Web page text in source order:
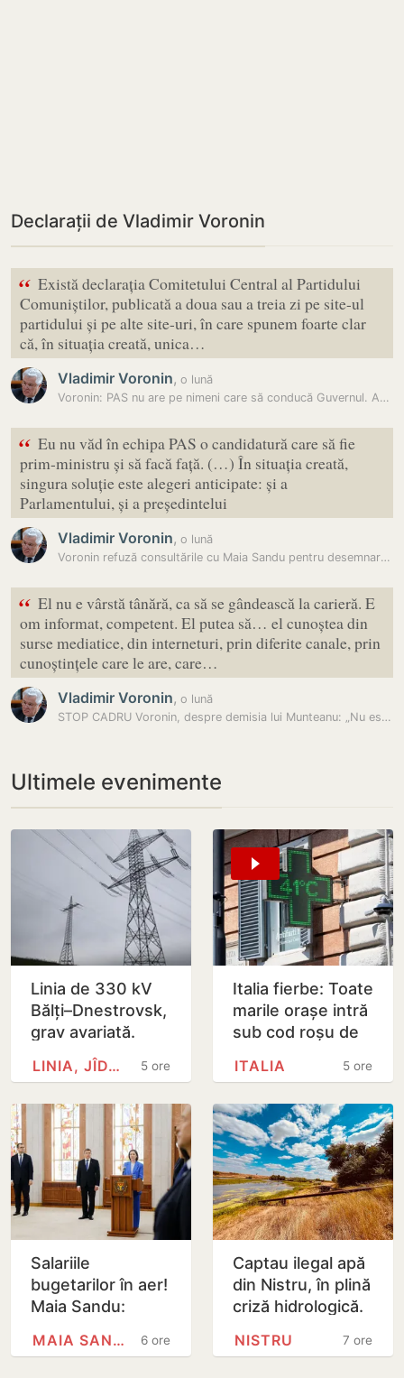
Declarații de Vladimir Voronin
“ Există declarația Comitetului Central al Partidului
Comuniștilor, publicată a doua sau a treia zi pe site-ul
partidului și pe alte site-uri, în care spunem foarte clar
că, în situația creată, unica…
Vladimir Voronin, o lună
Voronin: PAS nu are pe nimeni care să conducă Guvernul. Anticipatele,…
“ Eu nu văd în echipa PAS o candidatură care să fie
prim-ministru și să facă față. (…) În situația creată,
singura soluție este alegeri anticipate: și a
Parlamentului, și a președintelui
Vladimir Voronin, o lună
Voronin refuză consultările cu Maia Sandu pentru desemnarea unui…
“ El nu e vârstă tânără, ca să se gândească la carieră. E
om informat, competent. El putea să… el cunoștea din
surse mediatice, din interneturi, prin diferite canale, prin
cunoștințele care le are, care…
Vladimir Voronin, o lună
STOP CADRU Voronin, despre demisia lui Munteanu: „Nu este de vârstă…
Ultimele evenimente
Linia de 330 kV
Bălți–Dnestrovsk,
grav avariată.
Restabilirea ar
putea dura peste
5 ore
LINIA, JÎDACIV
Italia fierbe: Toate
marile orașe intră
sub cod roșu de
5 ore
ITALIA
Salariile
bugetarilor în aer!
Maia Sandu:
septembrie ar
6 ore
MAIA SANDU
Captau ilegal apă
din Nistru, în plină
criză hidrologică.
Criuleni, amendați
7 ore
NISTRU